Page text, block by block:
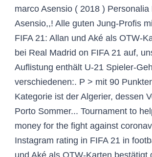
marco Asensio ( 2018 )
Asensio,,! Alle guten Jung-Profis
FIFA 21: Allan und Aké als OTW-
bei Real Madrid on FIFA 21 auf,
Auflistung enthält U-21 Spieler-
verschiedenen:. P > mit 90
Kategorie ist der Algerier, dessen
Porto Sommer... Tournament to
money for the fight against
Instagram rating in FIFA 21 in